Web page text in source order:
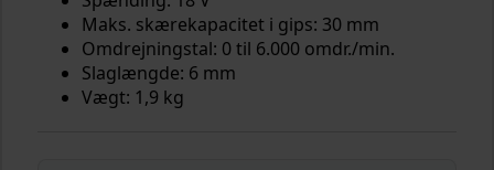
Maks. skærekapacitet i gips: 30 mm
Omdrejningstal: 0 til 6.000 omdr./min.
Slaglængde: 6 mm
Vægt: 1,9 kg